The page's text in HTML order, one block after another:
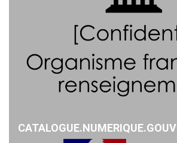
CATALOGUE.NUMERIQUE.GOUV